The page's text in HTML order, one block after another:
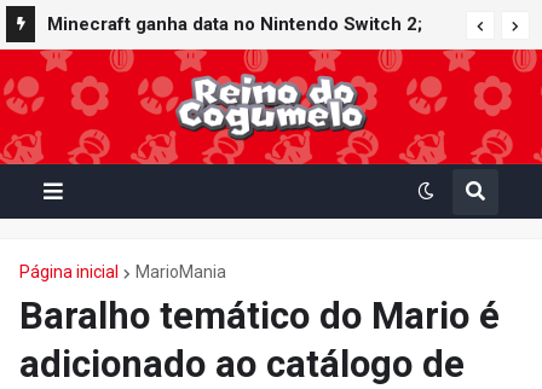
Minecraft ganha data no Nintendo Switch 2;
Super Mario Mash-Up receberá atualização
gráfica exclusiva
Página inicial MarioMania
Baralho temático do Mario é
adicionado ao catálogo de